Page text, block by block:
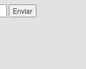
Enviar